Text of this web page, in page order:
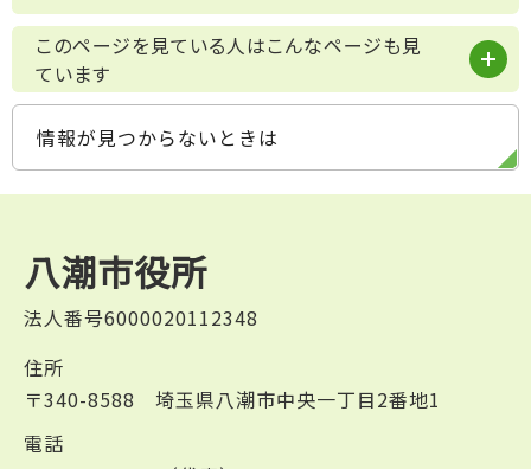
このページを見ている人はこんなページも見
ています
情報が見つからないときは
八潮市役所
法人番号6000020112348
住所
〒340-8588 埼玉県八潮市中央一丁目2番地1
電話